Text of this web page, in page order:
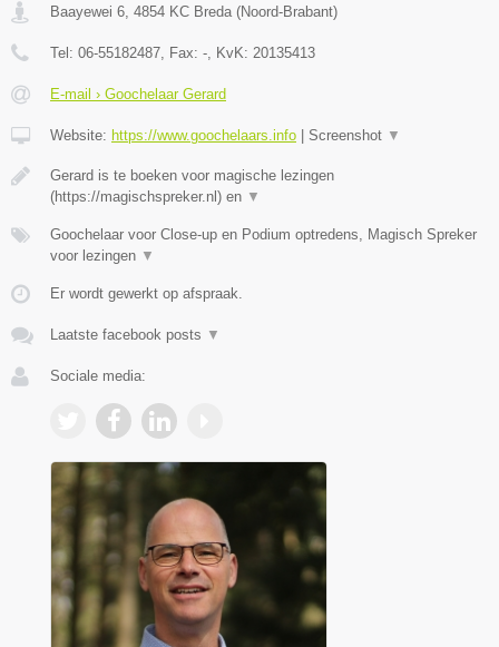
Baayewei 6 4854 KC Breda (Noord-Brabant)
Tel: 06-55182487 , Fax: - , KvK: 20135413
E-mail › Goochelaar Gerard
Website: https://www.goochelaars.info | Screenshot ▼
Gerard is te boeken voor magische lezingen
(https://magischspreker.nl) en ▼
Goochelaar voor Close-up en Podium optredens, Magisch Spreker
voor lezingen ▼
Er wordt gewerkt op afspraak.
Laatste facebook posts ▼
Sociale media: